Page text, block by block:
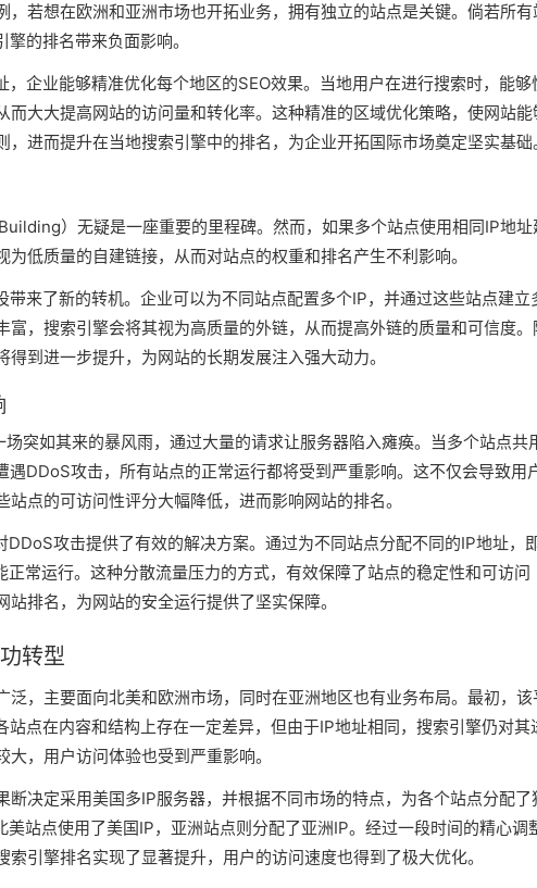
，若想在欧洲和亚洲市场也开拓业务，拥有独立的站点是关键。倘若所有
的排名带来负面影响。
企业能够精准优化每个地区的SEO效果。当地用户在进行搜索时，能够
而大大提高网站的访问量和转化率。这种精准的区域优化策略，使网站能
进而提升在当地搜索引擎中的排名，为企业开拓国际市场奠定坚实基础
）无疑是一座重要的里程碑。然而，如果多个站点使用相同IP地址
低质量的自建链接，从而对站点的权重和排名产生不利影响。
来了新的转机。企业可以为不同站点配置多个IP，并通过这些站点建立
富，搜索引擎会将其视为高质量的外链，从而提高外链的质量和可信度。
到进一步提升，为网站的长期发展注入强大动力。
突如其来的暴风雨，通过大量的请求让服务器陷入瘫痪。当多个站点共
遇DDoS攻击，所有站点的正常运行都将受到严重影响。这不仅会导致用
点的可访问性评分大幅降低，进而影响网站的排名。
攻击提供了有效的解决方案。通过为不同站点分配不同的IP地址，
常运行。这种分散流量压力的方式，有效保障了站点的稳定性和可访问
排名，为网站的安全运行提供了坚实保障。
转型
泛，主要面向北美和欧洲市场，同时在亚洲地区也有业务布局。最初，该
站点在内容和结构上存在一定差异，但由于IP地址相同，搜索引擎仍对其
，用户访问体验也受到严重影响。
断决定采用美国多IP服务器，并根据不同市场的特点，为各个站点分配了
站点使用了美国IP，亚洲站点则分配了亚洲IP。经过一段时间的精心调
引擎排名实现了显著提升，用户的访问速度也得到了极大优化。